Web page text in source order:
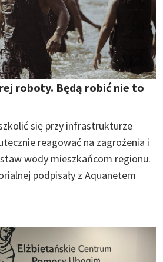
roboty. Będą robić nie to
się przy infrastrukturze
reagować na zagrożenia i
wody mieszkańcom regionu.
podpisały z Aquanetem